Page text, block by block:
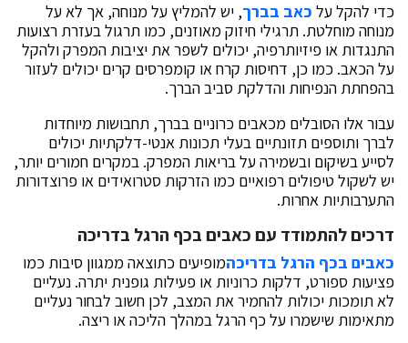
כדי להקל על כאב בברך, יש להמליץ על מנוחה, אך לא על
מנוחה מוחלטת. תרגילי חיזוק מאוזנים, כמו תרגול בעזרת רצועות
התנגדות או פיזיותרפיה, יכולים לשפר את יציבות המפרק ולהקל
על הכאב. כמו כן, דחיסות קרח או קומפרסים קרים יכולים לעזור
בהפחתת הנפיחות והדלקת סביב הברך.
עבור אלו הסובלים מכאבים כרוניים בברך, תחבושות מיוחדות
לברך ותוספים תזונתיים בעלי תכונות אנטי-דלקתיות יכולים
לסייע בשיקום ובשמירה על בריאות המפרק. במקרים חמורים יותר,
יש לשקול טיפולים רפואיים כמו הזרקות סטרואידים או פרוצדורות
התערבותיות אחרות.
דרכים להתמודד עם כאבים בכף הרגל בדריכה
כאבים בכף הרגל בדריכהמופיעים כתוצאה ממגוון סיבות כמו
פציעות ספורט, דלקות כרוניות או פעילות גופנית יתרה. נעליים
לא תומכות יכולות להחמיר את המצב, לכן חשוב לבחור נעליים
מתאימות שישמרו על כף הרגל במהלך הליכה או ריצה.